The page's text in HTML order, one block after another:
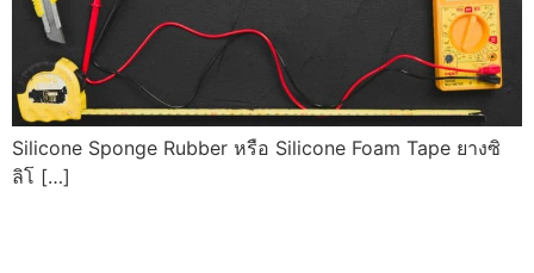
Silicone Sponge Rubber หรือ Silicone Foam Tape ยางซิ
ลิโ […]